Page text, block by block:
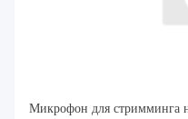
Микрофон для стримминга